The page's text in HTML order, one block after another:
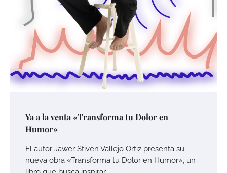
Ya a la venta «Transforma tu Dolor en
Humor»
El autor Jawer Stiven Vallejo Ortiz presenta su
nueva obra «Transforma tu Dolor en Humor», un